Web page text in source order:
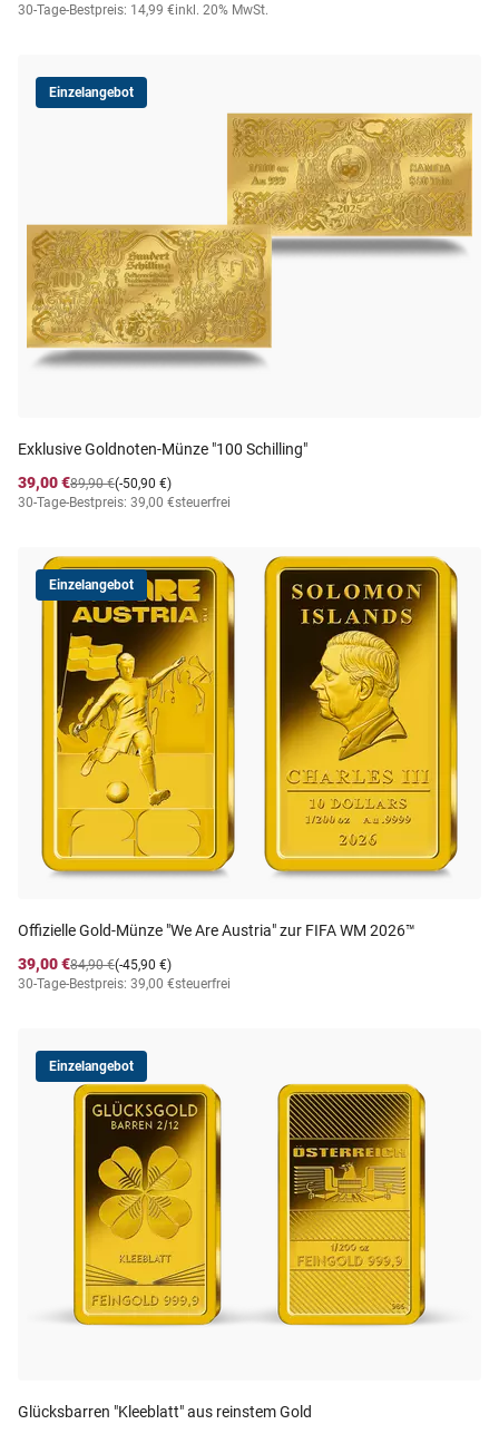
30-Tage-Bestpreis: 14,99 €inkl. 20% MwSt.
Einzelangebot
Exklusive Goldnoten-Münze "100 Schilling"
39,00 €
(-50,90 €)
89,90 €
30-Tage-Bestpreis: 39,00 €steuerfrei
Einzelangebot
Offizielle Gold-Münze "We Are Austria" zur FIFA WM 2026™
39,00 €
(-45,90 €)
84,90 €
30-Tage-Bestpreis: 39,00 €steuerfrei
Einzelangebot
Glücksbarren "Kleeblatt" aus reinstem Gold